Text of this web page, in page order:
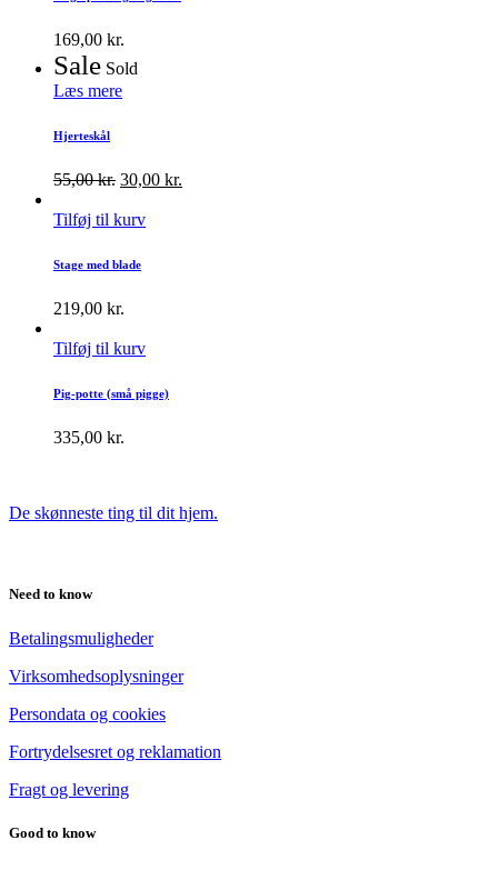
169,00 kr.
Sale Sold
Læs mere
Hjerteskål
55,00kr. 30,00 kr.
Tilføj til kurv
Stage med blade
219,00 kr.
Tilføj til kurv
Pig-potte (små pigge)
335,00 kr.
De skønneste ting til dit hjem.
Need to know
Betalingsmuligheder
Virksomhedsoplysninger
Persondata og cookies
Fortrydelsesret og reklamation
Fragt og levering
Good to know